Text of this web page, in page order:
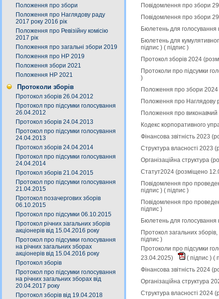
Положення про збори
Положення про Наглядову раду
2017 року 2016 рік
Положення про Ревізійну комісію
2017 рік
Положення про загальні збори 2019
Положення про НР 2019
Положення збори 2021
Положення НР 2021
Протоколи зборів
Протокол зборів 26.04.2012
Протокол про підсумки голосування
26.04.2012
Протокол зборів 24.04.2013
Протокол про підсумки голосування
24.04.2013
Протокол зборів 24.04.2014
Протокол про підсумки голосування
24.04.2014
Протокол зборів 21.04.2015
Протокол про підсумки голосування
21.04.2015
Протокол позачергових зборів
06.10.2015
Протокол про підсумки 06.10.2015
Протокол річних загальних зборів
акціонерів від 15.04.2016 року
Протокол про підсумки голосування
на річних загальних зборах
акціонерів від 15.04.2016 року
Протокол зборів
Протокол про підсумки голосування
на річних загальних зборах від
20.04.2017 року
Протокол зборів від 19.04.2018
Повідомлення про збори
Повідомлення про збори
Бюлетень для
Бюлетень для
підпис ) ( підпис )
Протокол зборів 2024
Протоколи про підсумки
)
Положення про збори
Положення про Наглядову
Положення про
Кодекс корпоративного
Фінансова звітність 2023
Структура власності 2023
Організаційна структура
Статут2024 (розміщено
Повідомлення про
підпис ) ( підпис )
Повідомлення про
підпис )
Бюлетень для
Протокол загальних
підпис )
Протоколи про підсумки
23.04.2025)
( підпис ) (
Фінансова звітність 2024
Організаційна структура
Структура власності 2024